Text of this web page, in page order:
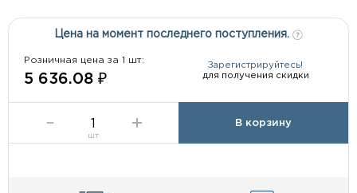
Цена на момент последнего поступления.
Розничная цена за 1 шт:
5 636.08 ₽
Зарегистрируйтесь!
для получения скидки
шт
В корзину